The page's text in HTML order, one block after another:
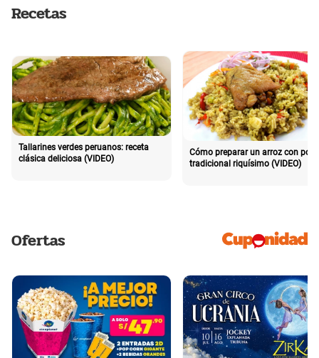
Recetas
Tallarines verdes peruanos: receta
clásica deliciosa (VIDEO)
Cómo preparar un arroz con pollo
tradicional riquísimo (VIDEO)
Ofertas